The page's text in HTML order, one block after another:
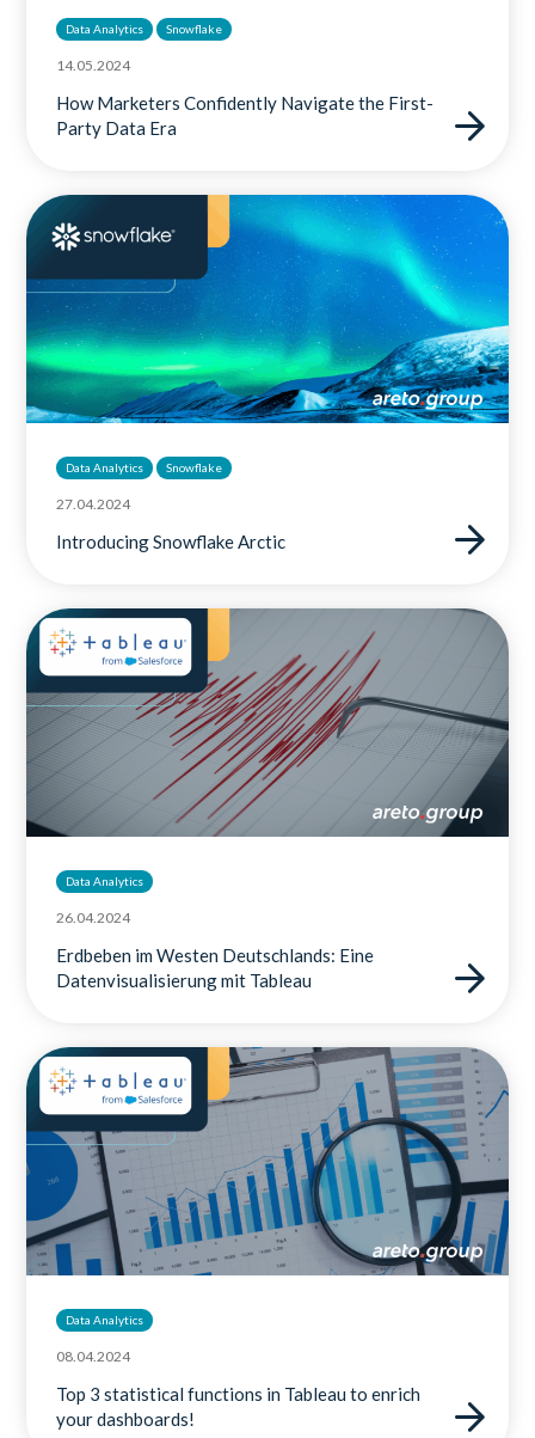
Data Analytics Snowflake
14.05.2024
How Marketers Confidently Navigate the First-
Party Data Era
Data Analytics Snowflake
27.04.2024
Introducing Snowflake Arctic
Data Analytics
26.04.2024
Erdbeben im Westen Deutschlands: Eine
Datenvisualisierung mit Tableau
Data Analytics
08.04.2024
Top 3 statistical functions in Tableau to enrich
your dashboards!